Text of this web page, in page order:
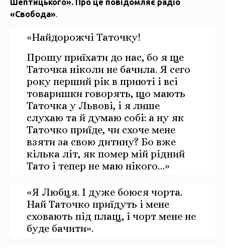
Шептицького». Про це повідомляє радіо
«Свобода».
«Найдорожчі Таточку!
Прошу приїхати до нас, бо я ще
Таточка ніколи не бачила. Я сего
року перший рік в приюті і всі
товаришки говорять, що мають
Таточка у Львові, і я лише
слухаю та й думаю собі: а ну як
Таточко приїде, чи схоче мене
взяти за свою дитину? Бо вже
кілька літ, як помер мій рідний
Тато і тепер не маю нікого…»
«Я Любця. І дуже боюся чорта.
Най Таточко приїдуть і мене
сховають під плащ, і чорт мене не
буде бачити».